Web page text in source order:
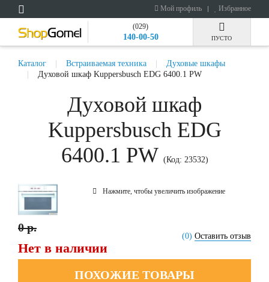
Мой профиль Избранное
(029)
140-00-50 ПУСТО
Каталог Встраиваемая техника
Духовые шкафы
Духовой шкаф Kuppersbusch EDG 6400.1 PW
Духовой шкаф
Kuppersbusch EDG
6400.1 PW (Код: 23532)
Нажмите, чтобы увеличить изображение
(0) Оставить отзыв
0 р.
Нет в наличии
ПОХОЖИЕ ТОВАРЫ